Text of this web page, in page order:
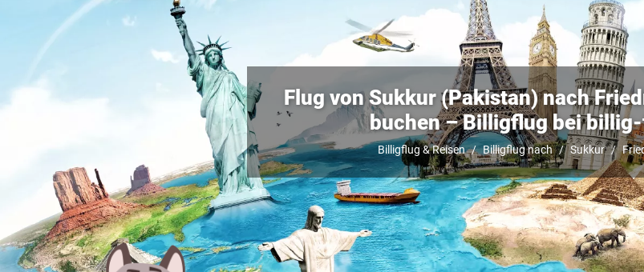
Flug von Sukkur (Pakistan) nach
buchen – Billigflug bei
Billigflug & Reisen Billigflug nach Sukkur